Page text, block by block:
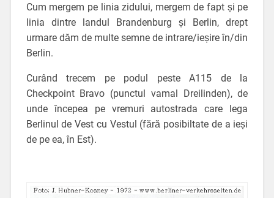
Cum mergem pe linia zidului, mergem de fapt și pe
linia dintre landul Brandenburg și Berlin, drept
urmare dăm de multe semne de intrare/ieșire în/din
Berlin.
Curând trecem pe podul peste A115 de la
Checkpoint Bravo (punctul vamal Dreilinden), de
unde începea pe vremuri autostrada care lega
Berlinul de Vest cu Vestul (fără posibiltate de a ieși
de pe ea, în Est).